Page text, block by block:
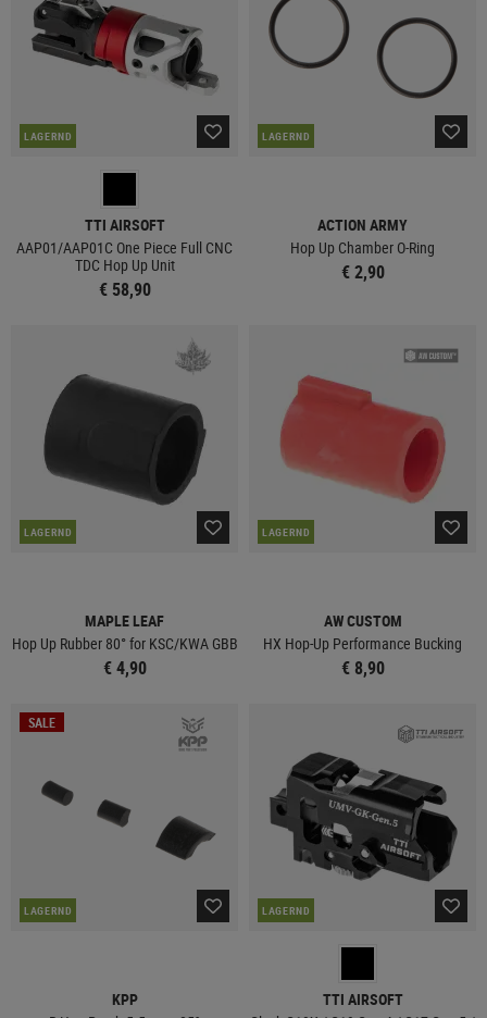
LAGERND
TTI AIRSOFT
AAP01/AAP01C One Piece Full CNC
TDC Hop Up Unit
€ 58,90
LAGERND
ACTION ARMY
Hop Up Chamber O-Ring
€ 2,90
LAGERND
MAPLE LEAF
Hop Up Rubber 80° for KSC/KWA GBB
€ 4,90
LAGERND
AW CUSTOM
HX Hop-Up Performance Bucking
€ 8,90
SALE
LAGERND
KPP
LAGERND
TTI AIRSOFT